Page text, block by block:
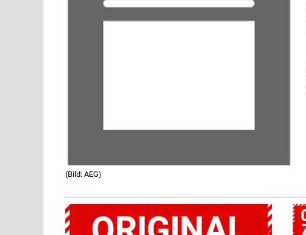
(Bild: AEG)